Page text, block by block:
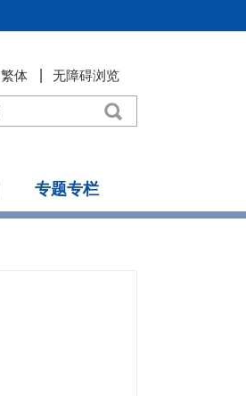
繁体 无障碍浏览
专题专栏